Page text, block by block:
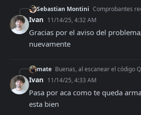
Sebastian Montini Comprobantes
Ivan 11/14/25, 4:32 AM
Gracias por el aviso del
nuevamente
mate Buenas, al escanear el código QR se abre correctamente la página de AFIP. Sin embargo, al
Ivan 11/14/25, 4:33 AM
Pasa por aca como te queda
esta bien